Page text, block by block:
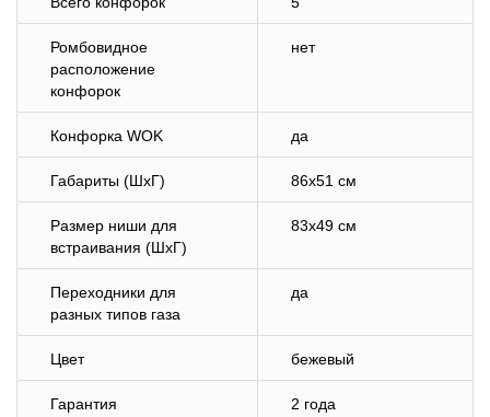
Ромбовидное
расположение
конфорок
нет
Конфорка WOK да
Габариты (ШхГ) 86х51 см
Размер ниши для
встраивания (ШхГ)
83х49 см
Переходники для
разных типов газа
да
Цвет бежевый
Гарантия 2 года